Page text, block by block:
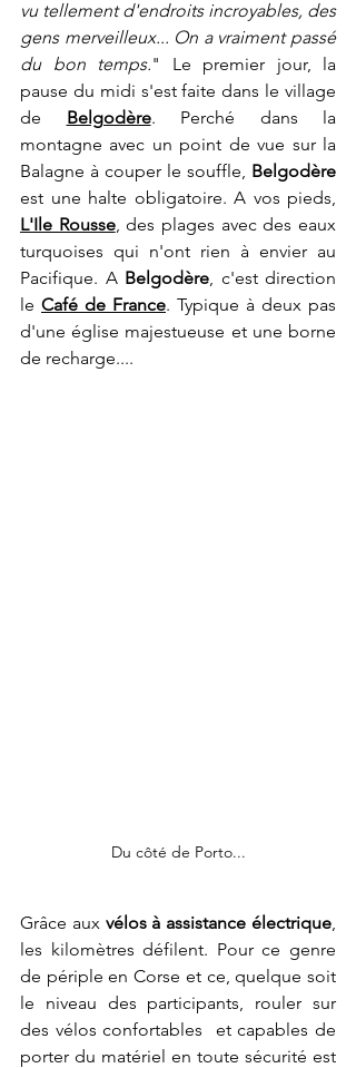
vu tellement d'endroits incroyables, des
gens merveilleux... On a vraiment passé
du bon temps." Le premier jour, la
pause du midi s'est faite dans le village
de Belgodère. Perché dans la
montagne avec un point de vue sur la
Balagne à couper le souffle, Belgodère
L'Ile Rousse, des plages avec des eaux
turquoises qui n'ont rien à envier au
Pacifique. A Belgodère, c'est direction
le Café de France. Typique à deux pas
d'une église majestueuse et une borne
de recharge....
Du côté de Porto...
Grâce aux vélos à assistance électrique
les kilomètres défilent. Pour ce genre
de périple en Corse et ce, quelque soit
le niveau des participants, rouler sur
des vélos confortables  et capables de
porter du matériel en toute sécurité est